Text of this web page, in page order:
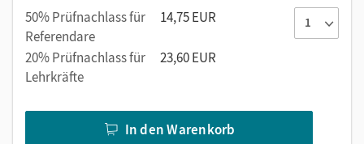
50% Prüfnachlass für
Referendare
14,75 EUR
20% Prüfnachlass für
Lehrkräfte
23,60 EUR
In den Warenkorb